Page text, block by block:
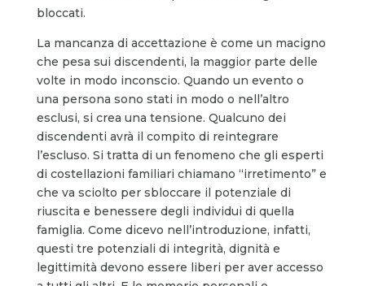
bloccati.
La mancanza di accettazione è come un macigno
che pesa sui discendenti, la maggior parte delle
volte in modo inconscio. Quando un evento o
una persona sono stati in modo o nell’altro
esclusi, si crea una tensione. Qualcuno dei
discendenti avrà il compito di reintegrare
l’escluso. Si tratta di un fenomeno che gli esperti
di costellazioni familiari chiamano “irretimento” e
che va sciolto per sbloccare il potenziale di
riuscita e benessere degli individui di quella
famiglia. Come dicevo nell’introduzione, infatti,
questi tre potenziali di integrità, dignità e
legittimità devono essere liberi per aver accesso